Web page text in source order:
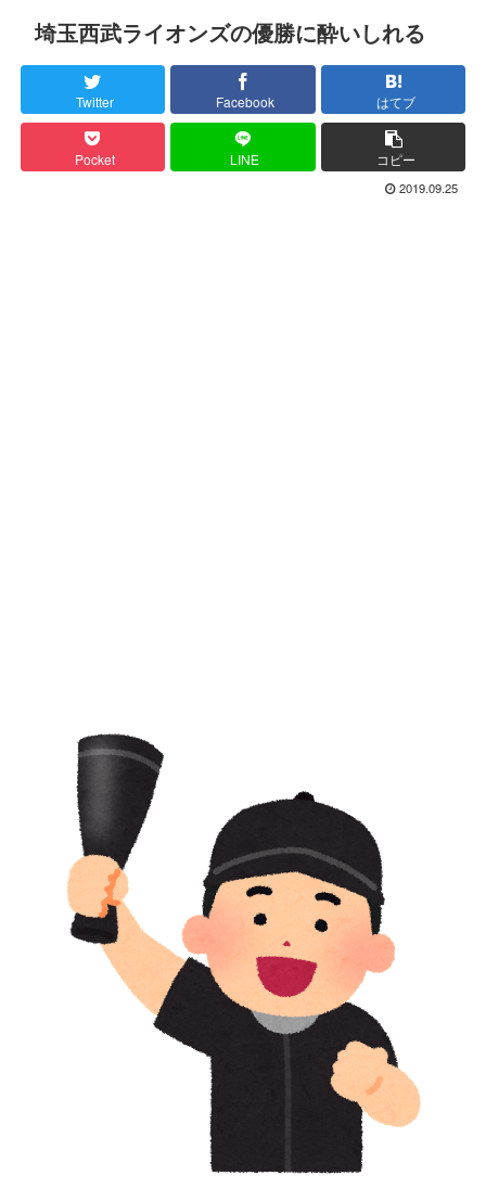
埼玉西武ライオンズの優勝に酔いしれる
Twitter Facebook はてブ
Pocket LINE コピー
2019.09.25